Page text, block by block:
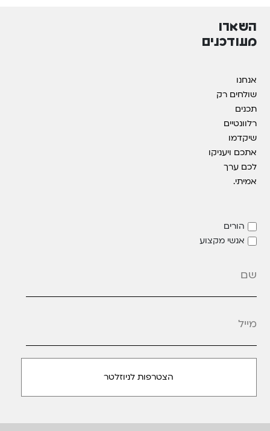
השארו
מעודכנים
אנחנו
שולחים רק
תכנים
רלוונטיים
שיקדמו
אתכם ויעניקו
לכם ערך
אמיתי.
הורים
אנשי מקצוע